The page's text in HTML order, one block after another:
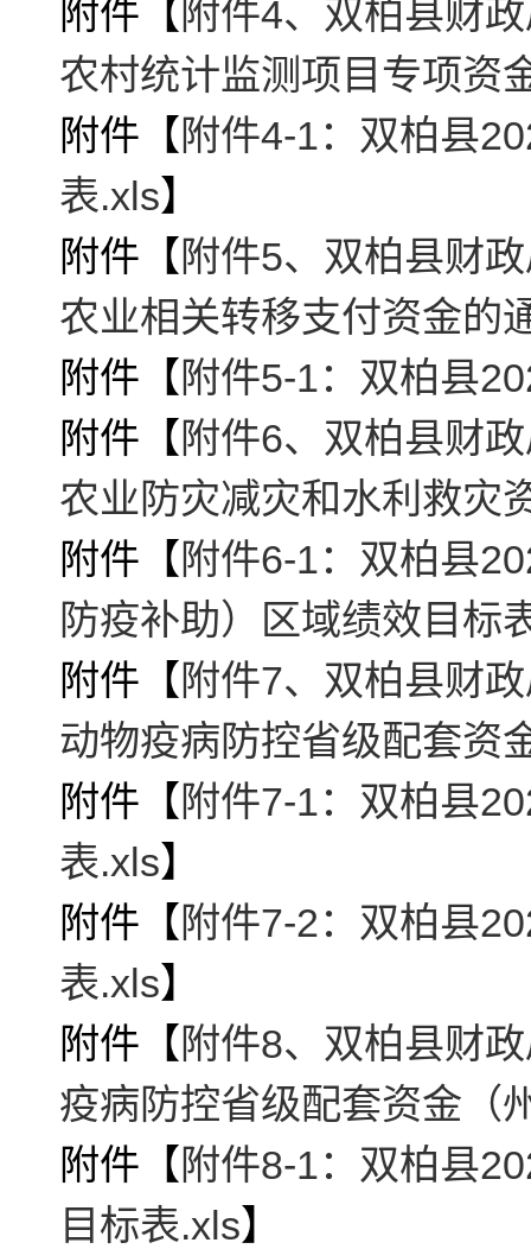
附件【 附件4、双柏县财
农村统计监测项目专项资
附件【 附件4-1：双柏县
表.xls】
附件【 附件5、双柏县财
农业相关转移支付资金的
附件【 附件5-1：双柏县
附件【 附件6、双柏县财
农业防灾减灾和水利救灾
附件【 附件6-1：双柏县
防疫补助）区域绩效目标
附件【 附件7、双柏县财
动物疫病防控省级配套资
附件【 附件7-1：双柏县
表.xls】
附件【 附件7-2：双柏县
表.xls】
附件【 附件8、双柏县财
疫病防控省级配套资金（
附件【 附件8-1：双柏县
目标表.xls】